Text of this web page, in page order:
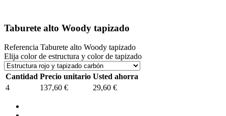
Taburete alto Woody tapizado
Referencia Taburete alto Woody tapizado
Elija color de estructura y color de tapizado
Cantidad Precio unitario Usted ahorra
4
137,60 € 29,60 €